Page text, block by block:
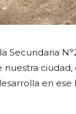
nuestra
en ese